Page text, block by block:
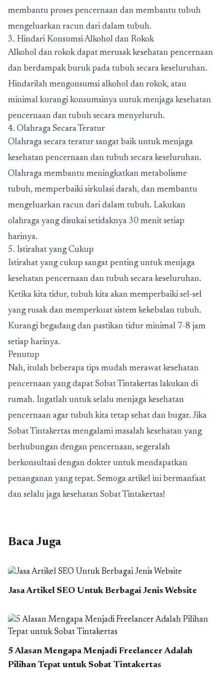
membantu proses pencernaan dan membantu tubuh
mengeluarkan racun dari dalam tubuh.
3. Hindari Konsumsi Alkohol dan Rokok
Alkohol dan rokok dapat merusak kesehatan pencernaan
dan berdampak buruk pada tubuh secara keseluruhan.
Hindarilah mengonsumsi alkohol dan rokok, atau
minimal kurangi konsumsinya untuk menjaga kesehatan
pencernaan dan tubuh secara menyeluruh.
4. Olahraga Secara Teratur
Olahraga secara teratur sangat baik untuk menjaga
kesehatan pencernaan dan tubuh secara keseluruhan.
Olahraga membantu meningkatkan metabolisme
tubuh, memperbaiki sirkulasi darah, dan membantu
mengeluarkan racun dari dalam tubuh. Lakukan
olahraga yang disukai setidaknya 30 menit setiap
harinya.
5. Istirahat yang Cukup
Istirahat yang cukup sangat penting untuk menjaga
kesehatan pencernaan dan tubuh secara keseluruhan.
Ketika kita tidur, tubuh kita akan memperbaiki sel-sel
yang rusak dan memperkuat sistem kekebalan tubuh.
Kurangi begadang dan pastikan tidur minimal 7-8 jam
setiap harinya.
Penutup
Nah, itulah beberapa tips mudah merawat kesehatan
pencernaan yang dapat Sobat Tintakertas lakukan di
rumah. Ingatlah untuk selalu menjaga kesehatan
pencernaan agar tubuh kita tetap sehat dan bugar. Jika
Sobat Tintakertas mengalami masalah kesehatan yang
berhubungan dengan pencernaan, segeralah
berkonsultasi dengan dokter untuk mendapatkan
penanganan yang tepat. Semoga artikel ini bermanfaat
dan selalu jaga kesehatan Sobat Tintakertas!
Baca Juga
Jasa Artikel SEO Untuk Berbagai Jenis Website
5 Alasan Mengapa Menjadi Freelancer Adalah
Pilihan Tepat untuk Sobat Tintakertas